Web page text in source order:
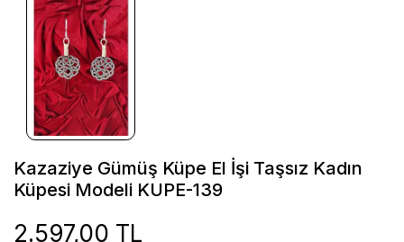
Kazaziye Gümüş Küpe El İşi Taşsız Kadın
Küpesi Modeli KUPE-139
2.597,00 TL